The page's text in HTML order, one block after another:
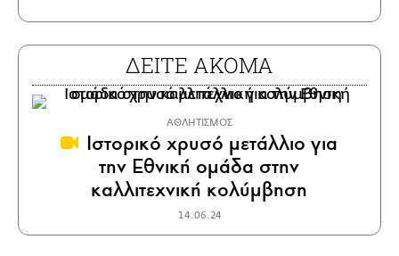
ΔΕΙΤΕ ΑΚΟΜΑ
ΑΘΛΗΤΙΣΜΟΣ
Ιστορικό χρυσό μετάλλιο για
την Εθνική ομάδα στην
καλλιτεχνική κολύμβηση
14.06.24